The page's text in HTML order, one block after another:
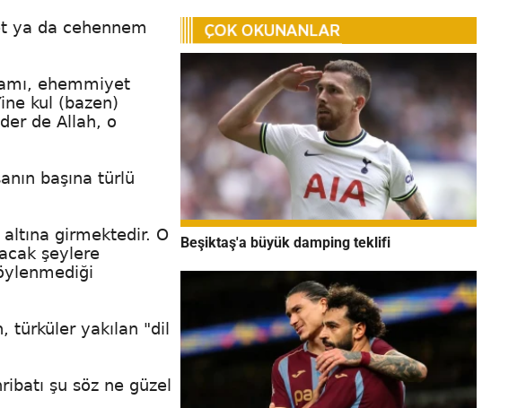
ya da cehennem
ehemmiyet
kul (bazen)
de Allah, o
başına türlü
altına girmektedir. O
şeylere
türküler yakılan "dil
şu söz ne güzel
Beşiktaş'a büyük damping teklifi